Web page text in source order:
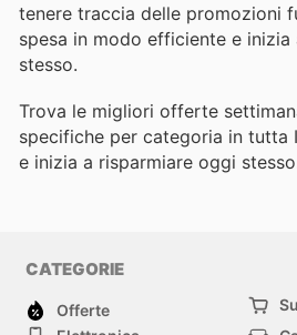
tenere traccia delle promozioni
spesa in modo efficiente e
stesso.
Trova le migliori offerte
specifiche per categoria in tutta
e inizia a risparmiare oggi
CATEGORIE
Offerte